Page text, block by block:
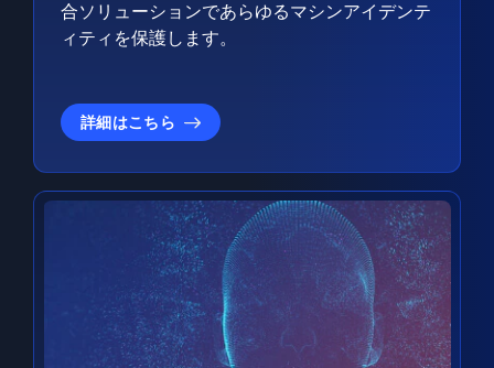
合ソリューションであらゆるマシンアイデンテ
ィティを保護します。
詳細はこちら